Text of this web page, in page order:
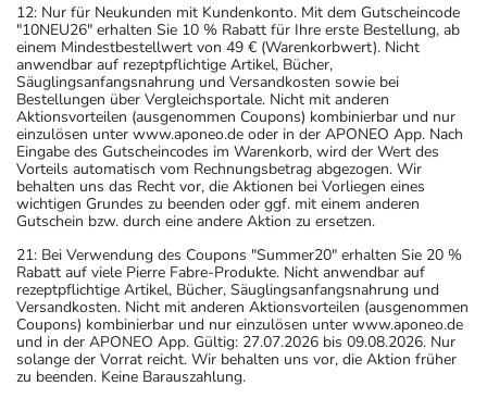
12: Nur für Neukunden mit Kundenkonto. Mit dem Gutscheincode
"10NEU26" erhalten Sie 10 % Rabatt für Ihre erste Bestellung, ab
einem Mindestbestellwert von 49 € (Warenkorbwert). Nicht
anwendbar auf rezeptpflichtige Artikel, Bücher,
Säuglingsanfangsnahrung und Versandkosten sowie bei
Bestellungen über Vergleichsportale. Nicht mit anderen
Aktionsvorteilen (ausgenommen Coupons) kombinierbar und nur
einzulösen unter www.aponeo.de oder in der APONEO App. Nach
Eingabe des Gutscheincodes im Warenkorb, wird der Wert des
Vorteils automatisch vom Rechnungsbetrag abgezogen. Wir
behalten uns das Recht vor, die Aktionen bei Vorliegen eines
wichtigen Grundes zu beenden oder ggf. mit einem anderen
Gutschein bzw. durch eine andere Aktion zu ersetzen.
21: Bei Verwendung des Coupons "Summer20" erhalten Sie 20 %
Rabatt auf viele Pierre Fabre-Produkte. Nicht anwendbar auf
rezeptpflichtige Artikel, Bücher, Säuglingsanfangsnahrung und
Versandkosten. Nicht mit anderen Aktionsvorteilen (ausgenommen
Coupons) kombinierbar und nur einzulösen unter www.aponeo.de
und in der APONEO App. Gültig: 27.07.2026 bis 09.08.2026. Nur
solange der Vorrat reicht. Wir behalten uns vor, die Aktion früher
zu beenden. Keine Barauszahlung.